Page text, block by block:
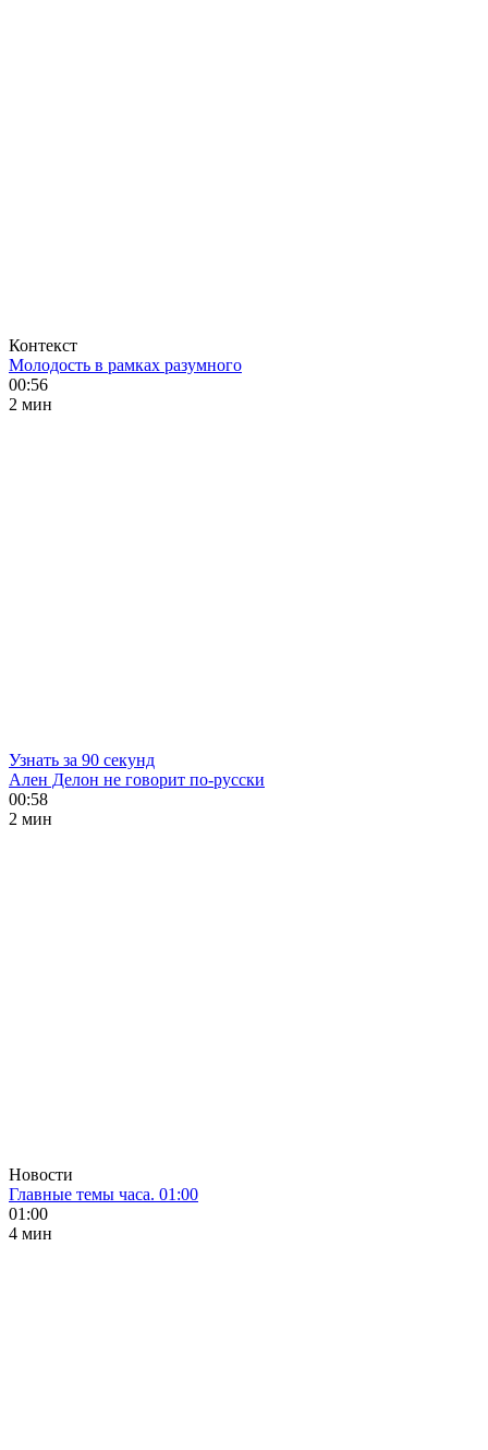
Контекст
Молодость в рамках разумного
00:56
2 мин
Узнать за 90 секунд
Ален Делон не говорит по-русски
00:58
2 мин
Новости
Главные темы часа. 01:00
01:00
4 мин